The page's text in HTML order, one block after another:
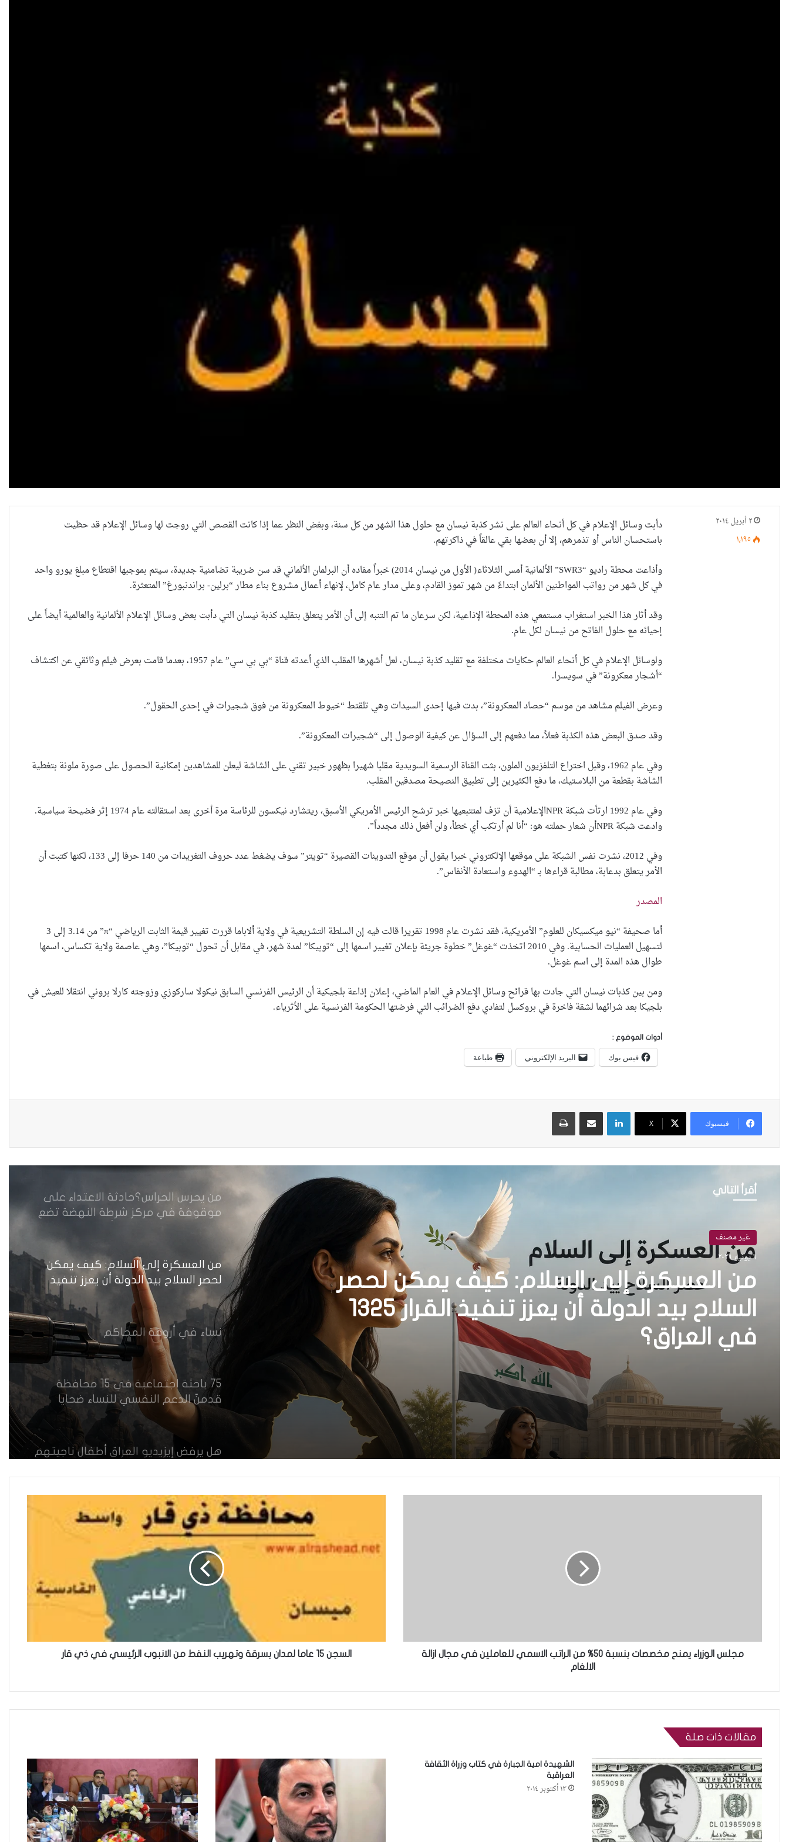
دأبت وسائل الإعلام في كل أنحاء العالم على نشر كذبة نيسان مع حلول هذا الشهر من كل سنة، وبغض النظر عما إذا كانت القصص التي روجت لها وسائل الإعلام قد حظيت
باستحسان الناس أو تذمرهم، إلا أن بعضها بقي عالقاً في ذاكرتهم.
وأذاعت محطة راديو “SWR3” الألمانية أمس الثلاثاء( الأول من نيسان 2014) خبراً مفاده أن البرلمان الألماني قد سن ضريبة تضامنية جديدة، سيتم بموجبها اقتطاع مبلغ يورو واحد
في كل شهر من رواتب المواطنين الألمان ابتداءً من شهر تموز القادم، وعلى مدار عام كامل، لإنهاء أعمال مشروع بناء مطار “برلين- براندنبورغ” المتعثرة.
وقد أثار هذا الخبر استغراب مستمعي هذه المحطة الإذاعية، لكن سرعان ما تم التنبه إلى أن الأمر يتعلق بتقليد كذبة نيسان التي دأبت بعض وسائل الإعلام الألمانية والعالمية أيضاً على
إحيائه مع حلول الفاتح من نيسان لكل عام.
ولوسائل الإعلام في كل أنحاء العالم حكايات مختلفة مع تقليد كذبة نيسان، لعل أشهرها المقلب الذي أعدته قناة “بي بي سي” عام 1957، بعدما قامت بعرض فيلم وثائقي عن اكتشاف
“أشجار معكرونة” في سويسرا.
وعرض الفيلم مشاهد من موسم “حصاد المعكرونة”، بدت فيها إحدى السيدات وهي تلقتط “خيوط المعكرونة من فوق شجيرات في إحدى الحقول”.
وقد صدق البعض هذه الكذبة فعلاً، مما دفعهم إلى السؤال عن كيفية الوصول إلى “شجيرات المعكرونة”.
وفي عام 1962، وقبل اختراع التلفزيون الملون، بثت القناة الرسمية السويدية مقلبا شهيرا بظهور خبير تقني على الشاشة ليعلن للمشاهدين إمكانية الحصول على صورة ملونة بتغطية
الشاشة بقطعة من البلاستيك، ما دفع الكثيرين إلى تطبيق النصيحة مصدقين المقلب.
وفي عام 1992 ارتأت شبكة NPRالإعلامية أن تزف لمتتبعيها خبر ترشح الرئيس الأمريكي الأسبق، ريتشارد نيكسون للرئاسة مرة أخرى بعد استقالته عام 1974 إثر فضيحة سياسية.
وادعت شبكة NPRأن شعار حملته هو: “أنا لم أرتكب أي خطأ، ولن أفعل ذلك مجدداً”.
وفي 2012، نشرت نفس الشبكة على موقعها الإلكتروني خبرا يقول أن موقع التدوينات القصيرة “تويتر” سوف يضغط عدد حروف التغريدات من 140 حرفا إلى 133، لكنها كتبت أن
الأمر يتعلق بدعابة، مطالبة قراءها بـ “الهدوء واستعادة الأنفاس”.
المصدر
أما صحيفة “نيو ميكسيكان للعلوم” الأمريكية، فقد نشرت عام 1998 تقريرا قالت فيه إن السلطة التشريعية في ولاية ألاباما قررت تغيير قيمة الثابت الرياضي “π” من 3.14 إلى 3
لتسهيل العمليات الحسابية. وفي 2010 اتخذت “غوغل” خطوة جريئة بإعلان تغيير اسمها إلى “توبيكا” لمدة شهر، في مقابل أن تحول “توبيكا”، وهي عاصمة ولاية تكساس، اسمها
طوال هذه المدة إلى اسم غوغل.
ومن بين كذبات نيسان التي جادت بها قرائح وسائل الإعلام في العام الماضي، إعلان إذاعة بلجيكية أن الرئيس الفرنسي السابق نيكولا ساركوزي وزوجته كارلا بروني انتقلا للعيش في
بلجيكا بعد شرائهما لشقة فاخرة في بروكسل لتفادي دفع الضرائب التي فرضتها الحكومة الفرنسية على الأثرياء.
أدوات الموضوع :
فيس بوك البريد الإلكتروني طباعة
٢ أبريل ٢٠١٤
١٬١٩٥
فيسبوك X
لينكدإن
أقرأ التالي
غير مصنف
٦ يونيو ٢٠٢٦
من العسكرة إلى السلام: كيف يمكن لحصر
السلاح بيد الدولة أن يعزز تنفيذ القرار 1325
في العراق؟
“كون آي” لماذا تركت وظيفتها
الحكومية وفتحت مطعم ؟
نينوى تسجل اعلى رقم بتصديق عقود
وخصوصية
من يحرس الحراس؟حادثة الاعتداء على
موقوفة في مركز شرطة النهضة تضع
من العسكرة إلى السلام: كيف يمكن
لحصر السلاح بيد الدولة أن يعزز تنفيذ
نساء في أروقة المحاكم
75 باحثة اجتماعية في 15 محافظة
قدمنّ الدعم النفسي للنساء ضحايا
العنف في العراق
هل يرفض إيزيديو العراق أطفال ناجيتهم
العراقية تكسر القيد نحو فضاء الحرية
“كون آي” لماذا تركت وظيفتها
الحكومية وفتحت مطعم ؟
نينوى تسجل اعلى رقم بتصديق عقود
الزواج خارج المحكمة خلال شهر كانون
مقاهي النساء في العراق استراحة
وخصوصية
من يحرس الحراس؟حادثة الاعتداء على
مجلس الوزراء يمنح مخصصات بنسبة 50% من الراتب الاسمي للعاملين في مجال ازالة
الالغام
السجن 15 عاما لمدان بسرقة وتهريب النفط من الانبوب الرئيسي في ذي قار
مقالات ذات صلة
الشهيدة امية الجبارة في كتاب وزراة الثقافة
العراقية
١٣ أكتوبر ٢٠١٤